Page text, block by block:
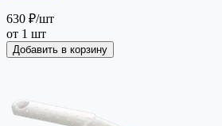
630 ₽/шт
от 1 шт
Добавить в корзину